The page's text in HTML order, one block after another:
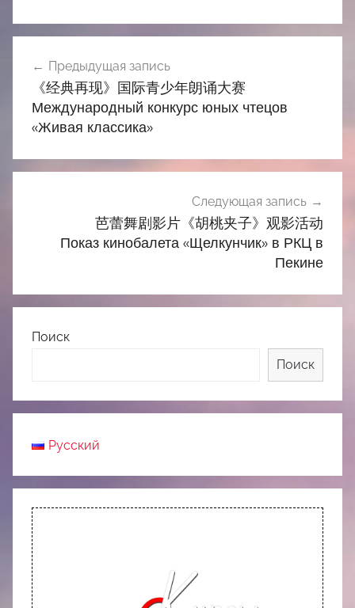
по
записям
Предыдущая запись
《经典再现》国际青少年朗诵大赛
Международный конкурс юных чтецов
«Живая классика»
Следующая запись
芭蕾舞剧影片《胡桃夹子》观影活动
Показ кинобалета «Щелкунчик» в РКЦ в
Пекине
Поиск
Поиск
Русский